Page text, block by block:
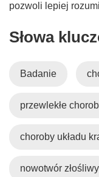
pozwoli lepiej
Słowa
Badanie
przewlekłe
choroby układu
nowotwór złośliwy